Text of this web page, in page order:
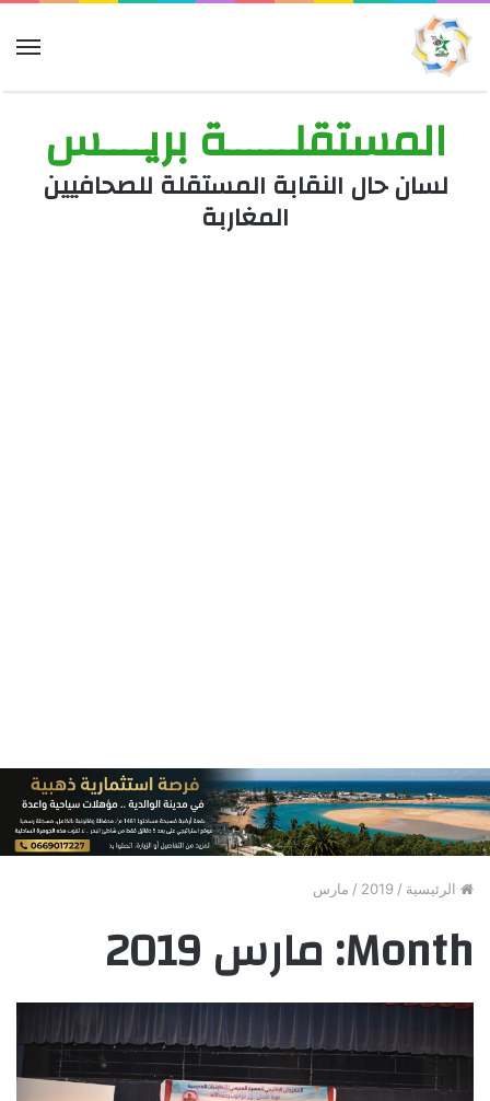
المستقلــــــة بريــــس
لسان حال النقابة المستقلة للصحافيين
المغاربة
الرئيسية /
2019
/ مارس
Month: مارس 2019